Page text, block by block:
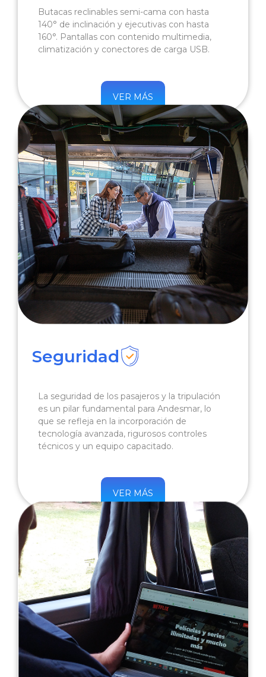
Butacas reclinables semi-cama con hasta
140° de inclinación y ejecutivas con hasta
160°. Pantallas con contenido multimedia,
climatización y conectores de carga USB.
VER MÁS
Seguridad
La seguridad de los pasajeros y la tripulación
es un pilar fundamental para Andesmar, lo
que se refleja en la incorporación de
tecnología avanzada, rigurosos controles
técnicos y un equipo capacitado.
VER MÁS